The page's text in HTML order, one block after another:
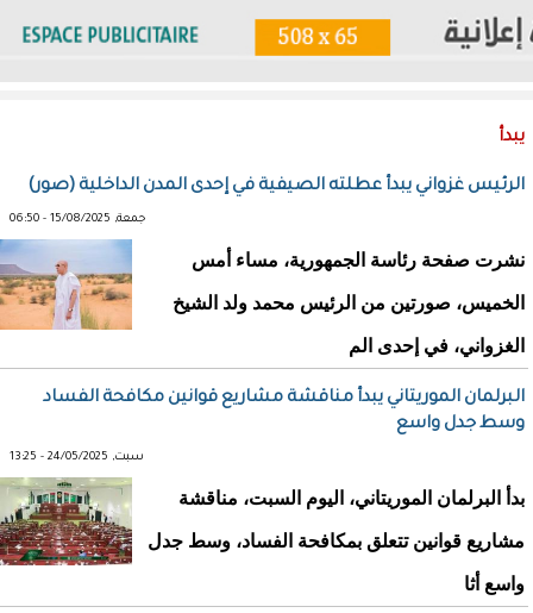
يبدأ
الرئيس غزواني يبدأ عطلته الصيفية في إحدى المدن الداخلية (صور)
جمعة, 15/08/2025 - 06:50
نشرت صفحة رئاسة الجمهورية، مساء أمس
الخميس، صورتين من الرئيس محمد ولد الشيخ
الغزواني، في إحدى الم
البرلمان الموريتاني يبدأ مناقشة مشاريع قوانين مكافحة الفساد
وسط جدل واسع
سبت, 24/05/2025 - 13:25
بدأ البرلمان الموريتاني، اليوم السبت، مناقشة
مشاريع قوانين تتعلق بمكافحة الفساد، وسط جدل
واسع أثا